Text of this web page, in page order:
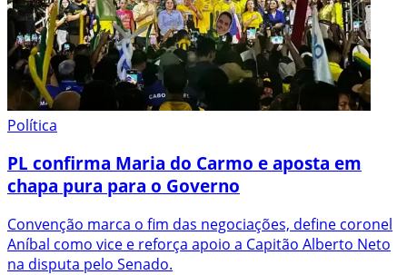
Política
PL confirma Maria do Carmo e aposta em
chapa pura para o Governo
Convenção marca o fim das negociações, define coronel
Aníbal como vice e reforça apoio a Capitão Alberto Neto
na disputa pelo Senado.